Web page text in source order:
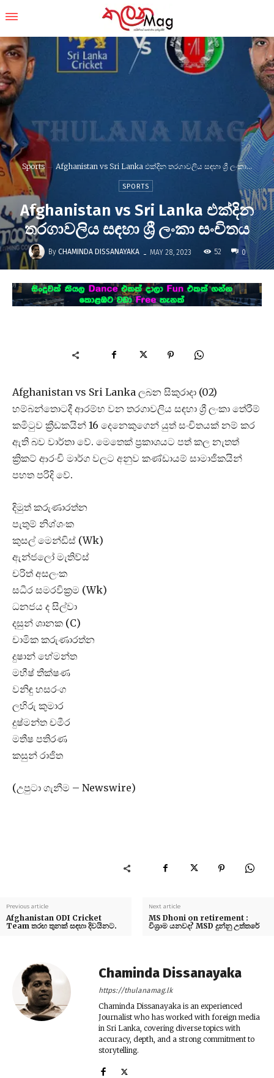
Sports Afghanistan vs Sri Lanka එක්දින තරගාවලිය සඳහා ශ්‍රී ලංකා...
SPORTS
Afghanistan vs Sri Lanka එක්දින
තරගාවලිය සඳහා ශ්‍රී ලංකා සංචිතය
By CHAMINDA DISSANAYAKA - MAY 28, 2023 52 0
Afghanistan vs Sri Lanka ලබන සිකුරාදා (02)
හම්බන්තොටදී ආරම්භ වන තරගාවලිය සඳහා ශ්‍රී ලංකා තේරීම්
කමිටුව ක්‍රීඩකයින් 16 දෙනෙකුගෙන් යුත් සංචිතයක් නම් කර
ඇති බව වාර්තා වේ. මෙතෙක් ප්‍රකාශයට පත් කල නැතත්
ක්‍රිකට් ආරංචි මාර්ග වලට අනුව කණ්ඩායම් සාමාජිකයින්
පහත පරිදි වේ.
දිමුත් කරුණාරත්න
පැතුම් නිශ්ශංක
කුසල් මෙන්ඩිස් (Wk)
ඇන්ජලෝ මැතිව්ස්
චරිත් අසලංක
සධීර සමරවික්‍රම (Wk)
ධනජය ද සිල්වා
දසුන් ශානක (C)
චාමික කරුණාරත්න
දුෂාන් හේමන්ත
මහීෂ් තීක්ෂණ
වනිඳු හසරංග
ලහිරු කුමාර
දුෂ්මන්ත චමීර
මතීෂ පතිරණ
කසුන් රාජිත
(උපුටා ගැනීම – Newswire)
Previous article
Afghanistan ODI Cricket
Team තරඟ තුනක් සඳහා දිවයිනට.
Next article
MS Dhoni on retirement :
විශ්‍රාම යනවද? MSD දුන්නු උත්තරේ
Chaminda Dissanayaka
https://thulanamag.lk
Chaminda Dissanayaka is an experienced
Journalist who has worked with foreign media
in Sri Lanka, covering diverse topics with
accuracy, depth, and a strong commitment to
storytelling.